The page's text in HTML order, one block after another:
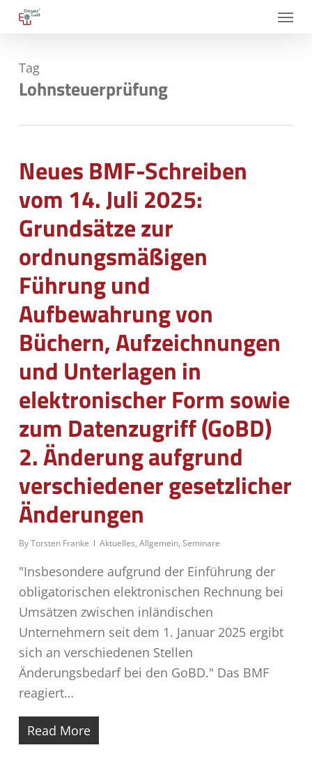
Skip
content
Menu
Tag
Lohnsteuerprüfung
Neues BMF-Schreiben
vom 14. Juli 2025:
Grundsätze zur
ordnungsmäßigen
Führung und
Aufbewahrung von
Büchern, Aufzeichnungen
und Unterlagen in
elektronischer Form sowie
zum Datenzugriff (GoBD)
2. Änderung aufgrund
verschiedener gesetzlicher
Änderungen
ByTorsten Franke Aktuelles, Allgemein, Seminare
"Insbesondere aufgrund der Einführung der
obligatorischen elektronischen Rechnung bei
Umsätzen zwischen inländischen
Unternehmern seit dem 1. Januar 2025 ergibt
sich an verschiedenen Stellen
Änderungsbedarf bei den GoBD." Das BMF
reagiert…
Read More